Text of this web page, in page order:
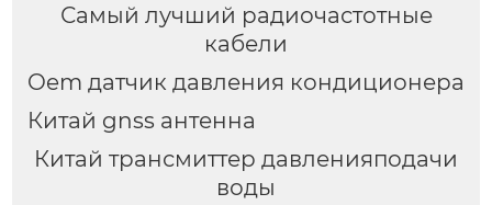
Самый лучший радиочастотные
кабели
Oem датчик давления кондиционера
Китай gnss антенна
Китай трансмиттер давленияподачи
воды